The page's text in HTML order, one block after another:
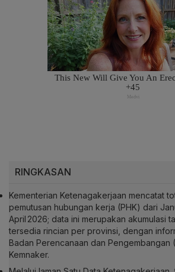
RINGKASAN
Kementerian Ketenagakerjaan mencatat
pemutusan hubungan kerja (PHK) dari
April 2026; data ini merupakan akumulasi
tersedia rincian per provinsi, dengan
Badan Perencanaan dan Pengembangan
Kemnaker.